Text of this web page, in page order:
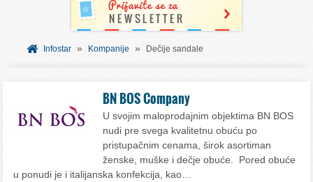
BESPLATNI VAUČERI
SVET INFORMACIJA
Infostar » Kompanije » Dečije sandale
BN BOS Company
U svojim maloprodajnim objektima BN BOS
nudi pre svega kvalitetnu obuću po
pristupačnim cenama, širok asortiman
ženske, muške i dečje obuće. Pored obuće
u ponudi je i italijanska konfekcija, kao…